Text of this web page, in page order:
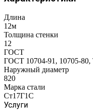
Длина
12м
Толщина стенки
12
ГОСТ
ГОСТ 10704-91, 10705-
Наружный диаметр
820
Марка стали
Ст17Г1С
Услуги